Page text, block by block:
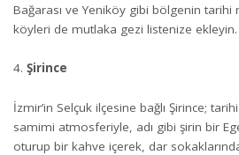
Bağarası ve Yeniköy gibi bölgenin tarihi
köyleri de mutlaka gezi listenize ekleyin.
Şirince
İzmir’in Selçuk ilçesine bağlı Şirince;
samimi atmosferiyle, adı gibi şirin bir
oturup bir kahve içerek, dar